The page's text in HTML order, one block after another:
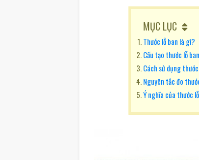
MỤC LỤC
Thước lỗ ban là gì?
Cấu tạo thước lỗ
Cách sử dụng
Nguyên tắc đo
Ý nghĩa của thước